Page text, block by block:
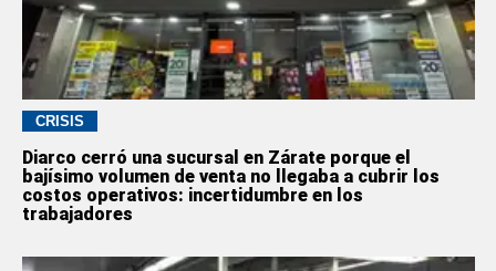
CRISIS
Diarco cerró una sucursal en Zárate porque el
bajísimo volumen de venta no llegaba a cubrir los
costos operativos: incertidumbre en los
trabajadores